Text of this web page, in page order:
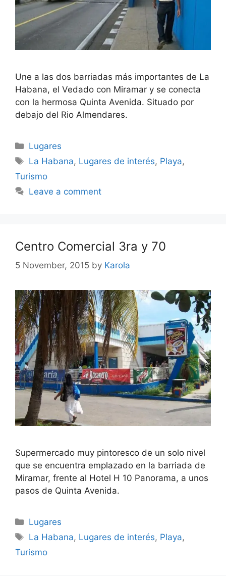
Une a las dos barriadas más importantes de La
Habana, el Vedado con Miramar y se conecta
con la hermosa Quinta Avenida. Situado por
debajo del Rio Almendares.
Categories
Lugares
Tags
La Habana, Lugares de interés, Playa,
Turismo
Leave a comment
Centro Comercial 3ra y 70
5 November, 2015 by Karola
Supermercado muy pintoresco de un solo nivel
que se encuentra emplazado en la barriada de
Miramar, frente al Hotel H 10 Panorama, a unos
pasos de Quinta Avenida.
Categories
Lugares
Tags
La Habana, Lugares de interés, Playa,
Turismo